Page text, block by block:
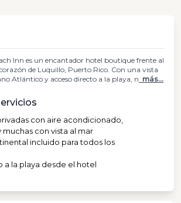
Inn es un encantador hotel boutique frente al
de Luquillo, Puerto Rico. Con una vista
Atlántico y acceso directo a la playa, n más...
con aire acondicionado,
con vista al mar
incluido para todos los
a la playa desde el hotel